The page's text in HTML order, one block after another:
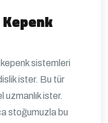
sistemleri
ister. Bu tür
uzmanlık ister.
stoğumuzla bu